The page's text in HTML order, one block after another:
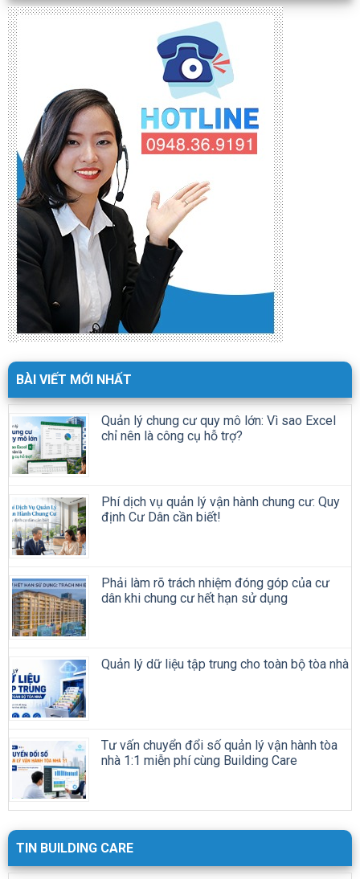
BÀI VIẾT MỚI NHẤT
Quản lý chung cư quy mô lớn: Vì sao Excel
chỉ nên là công cụ hỗ trợ?
Phí dịch vụ quản lý vận hành chung cư: Quy
định Cư Dân cần biết!
Phải làm rõ trách nhiệm đóng góp của cư
dân khi chung cư hết hạn sử dụng
Quản lý dữ liệu tập trung cho toàn bộ tòa nhà
Tư vấn chuyển đổi số quản lý vận hành tòa
nhà 1:1 miễn phí cùng Building Care
TIN BUILDING CARE